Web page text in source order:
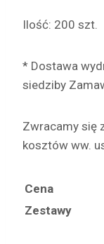
Ilość: 200 szt.
* Dostawa
siedziby
Zwracamy się
kosztów ww.
Cena
Zestawy